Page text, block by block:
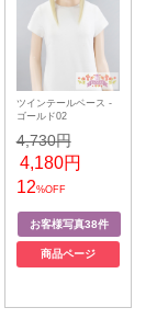
ツインテールベース -
ゴールド02
4,730円
4,180円
12%OFF
商品ページ